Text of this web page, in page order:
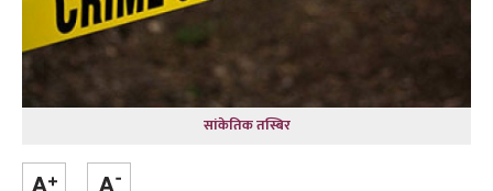
सांकेतिक तस्बिर